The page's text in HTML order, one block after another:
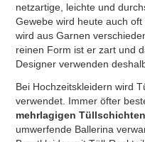
netzartige, leichte und
Gewebe wird heute auch
wird aus Garnen
reinen Form ist er zart und
Designer verwenden
Bei Hochzeitskleidern wird
verwendet. Immer öfter
mehrlagigen Tüllschichten
umwerfende Ballerina